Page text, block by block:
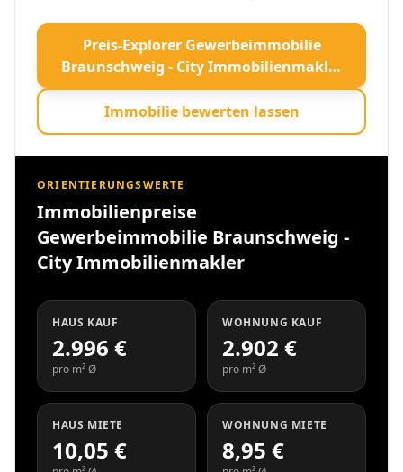
Preis-Explorer Gewerbeimmobilie
Braunschweig - City Immobilienmakler
öffnen
Immobilie bewerten lassen
ORIENTIERUNGSWERTE
Immobilienpreise
Gewerbeimmobilie Braunschweig -
City Immobilienmakler
HAUS KAUF
2.996 €
pro m² Ø
WOHNUNG KAUF
2.902 €
pro m² Ø
HAUS MIETE
10,05 €
WOHNUNG MIETE
8,95 €